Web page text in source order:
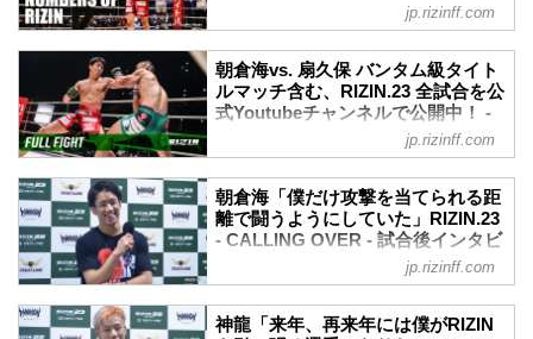
催された、RIZIN.22 / RIZIN.23の全試合
を無料アーカイブ配信！
gyao.yahoo.co...
今回も、他では見られない選手の表情を
引き出したくるみの活躍をチェックしよ
う！
RIZINアンバサダー くるみ [RIZIN.23 勝
RIZINアンバサダー くるみ [RIZIN.23 勝
利者インタビュー]
youtu...
ーナMMにて開催されたRIZIN.22 -
STARTING OVER - / RIZIN.23 -
CALLING OVER - を、様々な角度から数
朝倉海「3」人目のバンタム級王者
Kai Asakura became the 3rd RIZIN
Bantamweight Champion following Kyoji
Horiguchi and Manel Kape, by defeating
Hiromasa Ougik...
jp.rizinff.com
朝倉海vs. 扇久保 バンタム級タイト
ルマッチ含む、RIZIN.23 全試合を公
式Youtubeチャンネルで公開中！ -
RIZIN FIGHTING FEDERATION オ
フィシャルサイト
8月10日（祝・月）ぴあアリーナMMにて
開催されたRIZIN.23 - CALLING OVER -
の全9試合をRIZIN FF公式Youtubeチャン
衝撃のKO、一本、サブミッションが続い
た方も、PPVで視聴した方も、まだ見れ
jp.rizinff.com
朝倉海「僕だけ攻撃を当てられる距
離で闘うようにしていた」RIZIN.23
- CALLING OVER - 試合後インタビ
ュー vol.3 - RIZIN FIGHTING
FEDERATION オフィシャルサイト
8月10日（祝・月）ぴあアリーナMMにて
jp.rizinff.com
神龍「来年、再来年には僕がRIZIN